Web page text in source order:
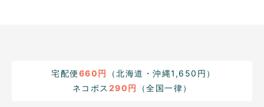
宅配便660円
（北海道・沖縄1,650円）
ネコポス 290円 （全国一律）